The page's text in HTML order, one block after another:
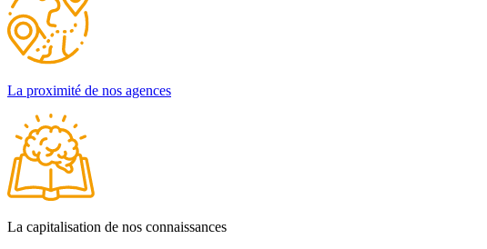
La proximité de nos agences
La capitalisation de nos connaissances